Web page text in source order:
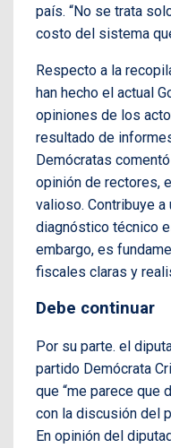
país. “No se trata
costo del sistema
Respecto a la
han hecho el actual
opiniones de los
resultado de
Demócratas
opinión de rectores,
valioso. Contribuye a
diagnóstico técnico
embargo, es
fiscales claras y
Debe continuar
Por su parte. el
partido Demócrata
que “me parece que
con la discusión del
En opinión del